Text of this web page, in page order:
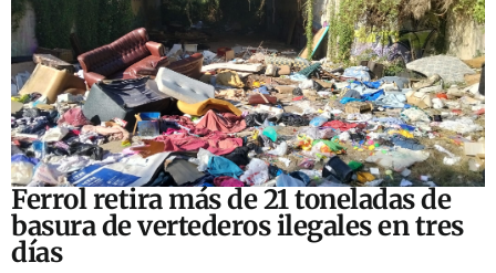
Ferrol retira más de 21 toneladas de
basura de vertederos ilegales en tres
días